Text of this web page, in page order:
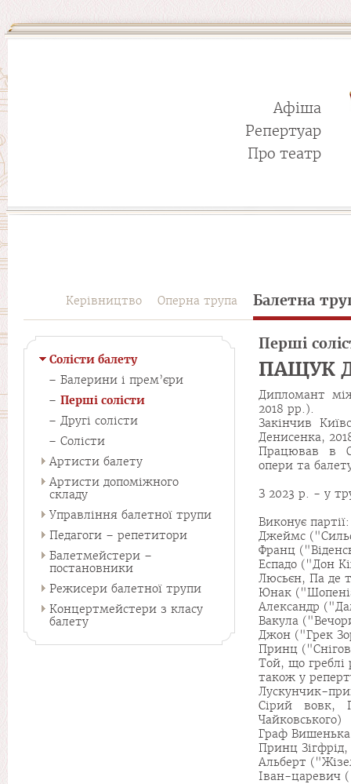
Афіша
Репертуар
Про театр
Керівництво Оперна трупа Балетна
Солісти балету
Балерини і прем’єри
Перші солісти
Другі солісти
Солісти
Артисти балету
Артисти допоміжного
складу
Управління балетної трупи
Педагоги – репетитори
Балетмейстери –
постановники
Режисери балетної трупи
Концертмейстери з класу
балету
Перші
ПАЩУК
Дипломант
2018 рр.).
Закінчив
Денисенка,
Працював в
опери та
З 2023 р. - у
Виконує партії:
Джеймс
Франц
Еспадо ("Дон
Люсьєн, Па де
Юнак
Александр
Вакула
Джон ("Грек
Принц
Той, що греблі
також у
Лускунчик-
Сірий вовк,
Чайковського)
Граф
Принц
Альберт
Іван-царевич